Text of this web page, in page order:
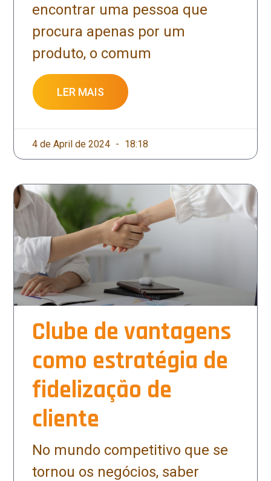
encontrar uma pessoa que
procura apenas por um
produto, o comum
LER MAIS
4 de April de 2024 18:18
Clube de vantagens
como estratégia de
fidelização de
cliente
No mundo competitivo que se
tornou os negócios, saber